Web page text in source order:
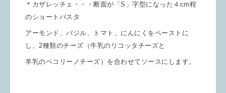
＊カザレッチェ・・・断面が「S」字型になった４cm程
のショートパスタ
アーモンド、バジル、トマト、にんにくをペーストに
し、2種類のチーズ（牛乳のリコッタチーズと
羊乳のペコリーノチーズ）を合わせてソースにします。